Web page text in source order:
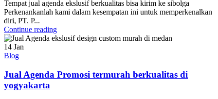
Tempat jual agenda ekslusif berkualitas bisa kirim ke sibolga
Perkenankanlah kami dalam kesempatan ini untuk memperkenalkan
diri, PT. P...
Continue reading
14 Jan
Blog
Jual Agenda Promosi termurah berkualitas di
yogyakarta